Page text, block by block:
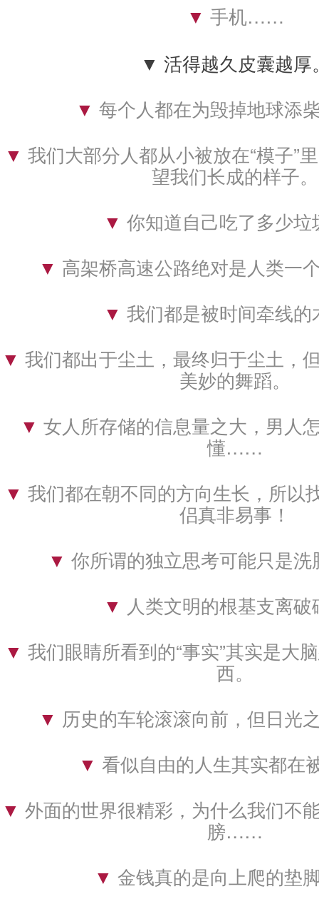
▼ 手机……
▼ 活得越久皮囊越厚
▼ 每个人都在为毁掉地球
▼ 我们大部分人都从小被放在“模子”
望我们长成的样子。
▼ 你知道自己吃了多少垃
▼ 高架桥高速公路绝对是人类一
▼ 我们都是被时间牵线的
▼ 我们都出于尘土，最终归于尘土，
美妙的舞蹈。
▼ 女人所存储的信息量之大，男人
懂……
▼ 我们都在朝不同的方向生长，所以
侣真非易事！
▼ 你所谓的独立思考可能只是
▼ 人类文明的根基支离
▼ 我们眼睛所看到的“事实”其实是大
西。
▼ 历史的车轮滚滚向前，但日光
▼ 看似自由的人生其实都在
▼ 外面的世界很精彩，为什么我们不
膀……
▼ 金钱真的是向上爬的垫